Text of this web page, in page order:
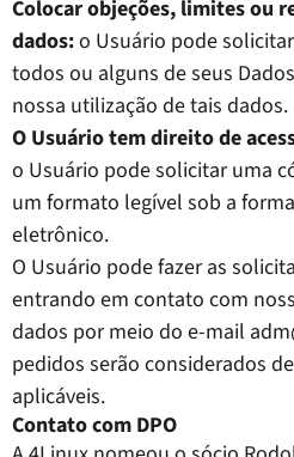
Colocar objeções, limites ou
dados:o Usuário pode
todos ou alguns de seus
nossa utilização de tais dados.
O Usuário tem direito de
o Usuário pode solicitar uma
um formato legível sob a
eletrônico.
O Usuário pode fazer as
entrando em contato com
dados por meio do e-mail
pedidos serão considerados
aplicáveis.
Contato com DPO